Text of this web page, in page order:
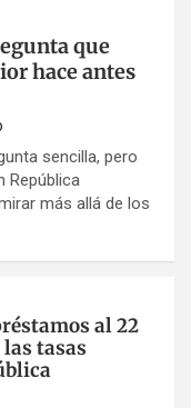
que
hace antes
sencilla, pero
República
más allá de los
al 22
las tasas